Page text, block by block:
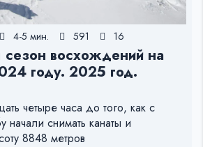
4-5 мин. 591 16
восхождений на
году. 2025 год.
четыре часа до того, как с
начали снимать канаты и
8848 метров